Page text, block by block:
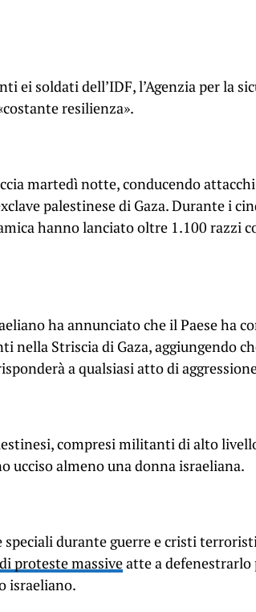
ei soldati dell’IDF, l’Agenzia per la
resilienza».
martedì notte, conducendo
palestinese di Gaza. Durante i
hanno lanciato oltre 1.100 razzi
ha annunciato che il Paese ha
nella Striscia di Gaza, aggiungendo
a qualsiasi atto di
compresi militanti di alto
ucciso almeno una donna israeliana.
durante guerre e cristi
proteste massiveatte a defenestrarlo
israeliano.